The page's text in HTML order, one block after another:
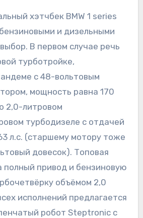
хэтчбек BMW 1 series
и дизельными
В первом случае речь
турботройке,
с 48-вольтовым
мощность равна 170
2,0-литровом
турбодизеле с отдачей
л.с. (старшему мотору тоже
довесок). Топовая
полный привод и бензиновую
объёмом 2,0
исполнений предлагается
робот Steptronic с